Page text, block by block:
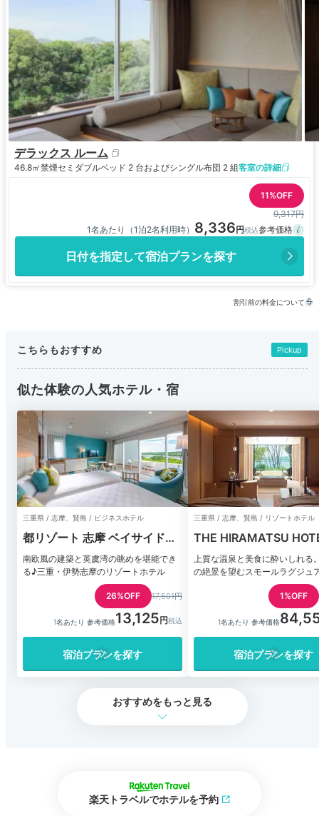
デラックス ルーム
46.8㎡禁煙セミダブルベッド 2 台およびシングル布団 2 組客室の詳細
11%OFF
9,317円
1名あたり（1泊2名利用時） 8,336
日付を指定して宿泊プランを探す
割引前の料金について
こちらもおすすめ Pickup
似た体験の人気ホテル・宿
三重県 / 志摩、賢島 / ビジネスホテル
都リゾート 志摩 ベイサイドテ
ラス
南欧風の建築と英虞湾の眺めを堪能でき
る♪三重・伊勢志摩のリゾートホテル
26%OFF 17,501円
1名あたり 参考価格13,125
宿泊プランを探す
三重県 / 志摩、賢島 / リゾートホテル
THE HIRAMATSU
RESORTS 賢島
上質な温泉と美食に酔いしれる
の絶景を望むスモールラグジュ
1%OFF
1名あたり 参考価格
宿泊プランを探す
おすすめをもっと見る
楽天トラベルでホテルを予約